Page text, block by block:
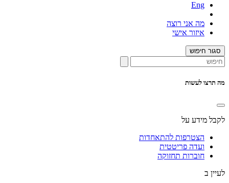
Eng
מה אני רוצה
איזור אישי
סגור חיפוש
מה תרצו לעשות
לקבל מידע על
הצטרפות להתאחדות
ועדה פריטטית
חוברות תחזוקה
לעיין ב